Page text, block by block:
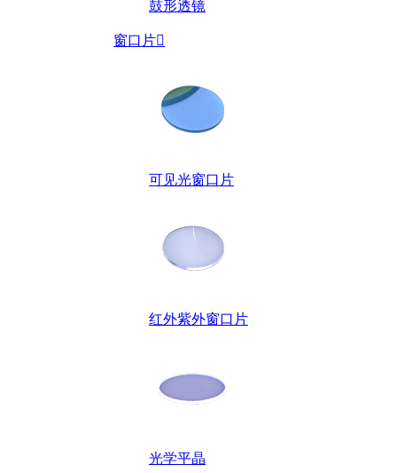
鼓形透镜
窗口片
可见光窗口片
红外紫外窗口片
光学平晶